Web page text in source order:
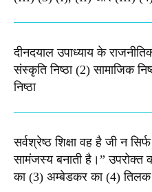
दीनदयाल उपाध्याय के
संस्कृति निष्ठा (2) सामाजिक
निष्ठा
सर्वश्रेष्ठ शिक्षा वह है जी न
सामंजस्य बनाती है।” उपरोक्त
का (3) अम्बेडकर का (4) तिलक